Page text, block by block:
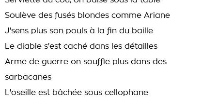
Soulève des fusés blondes comme Ariane
J'sens plus son pouls à la fin du baille
Le diable s'est caché dans les détailles
Arme de guerre on souffle plus dans des
sarbacanes
L'oseille est bâchée sous cellophane